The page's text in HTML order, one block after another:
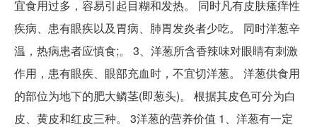
宜食用过多，容易引起目糊和发热。 同时凡有皮肤瘙痒性
疾病、患有眼疾以及胃病、肺胃发炎者少吃。 同时洋葱辛
温，热病患者应慎食;。 3、洋葱所含香辣味对眼睛有刺激
作用，患有眼疾、眼部充血时，不宜切洋葱。 洋葱供食用
的部位为地下的肥大鳞茎(即葱头)。 根据其皮色可分为白
皮、黄皮和红皮三种。 3洋葱的营养价值 1、洋葱有一定